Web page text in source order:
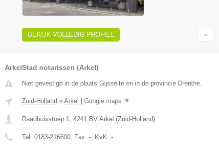
BEKIJK VOLLEDIG PROFIEL
ArkelStad notarissen (Arkel)
Niet gevestigd in de plaats Gijsselte en in de provincie Drenthe.
Zuid-Holland » Arkel Google maps ▼
Raadhuisstoep 1, 4241 BV Arkel (Zuid-Holland)
Tel: 0183-216600, Fax: -, KvK: -